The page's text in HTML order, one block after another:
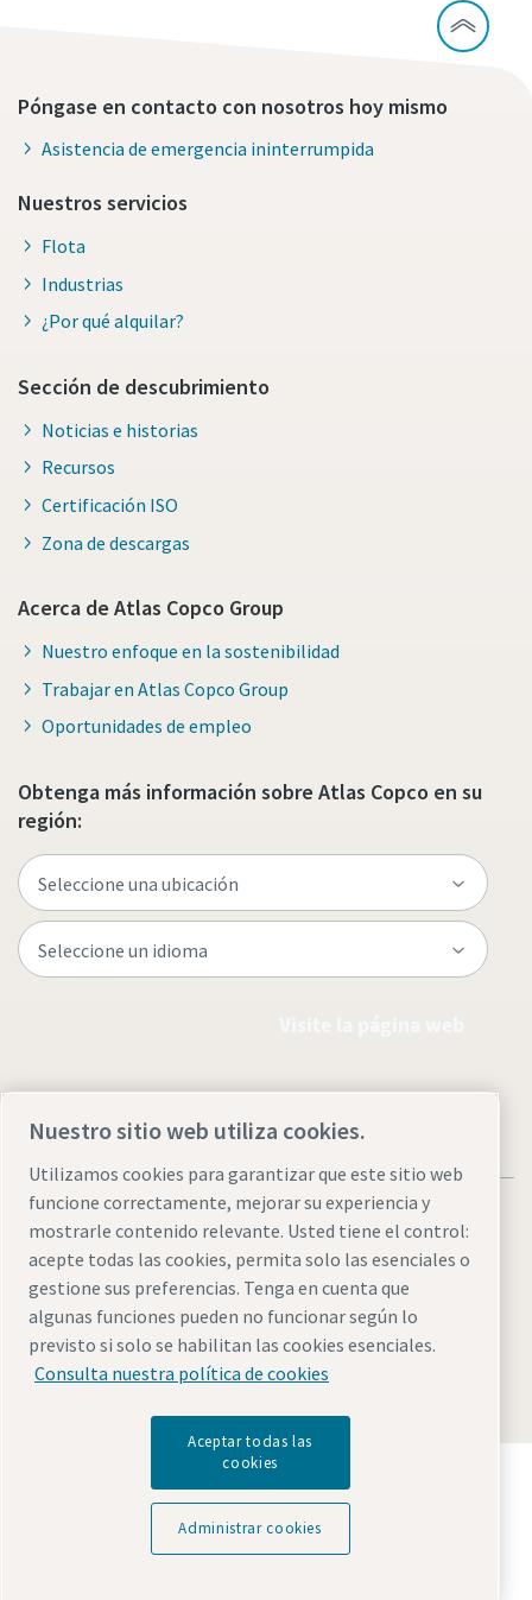
Póngase en contacto con nosotros hoy mismo
Asistencia de emergencia ininterrumpida
Nuestros servicios
Flota
Industrias
¿Por qué alquilar?
Sección de descubrimiento
Noticias e historias
Recursos
Certificación ISO
Zona de descargas
Acerca de Atlas Copco Group
Nuestro enfoque en la sostenibilidad
Trabajar en Atlas Copco Group
Oportunidades de empleo
Obtenga más información sobre Atlas Copco en su
región:
Aviso legal y aviso de privacidadAdministrar cookies
AccesibilidadMapa del sitio
© 2026 Atlas Copco AB
Descubre cómo Atlas Copco Group impulsa la
tecnología que transforma el futuro.
Visita la web de Atlas Copco Group
Nuestro sitio web utiliza cookies.
Utilizamos cookies para garantizar que este sitio web
funcione correctamente, mejorar su experiencia y
mostrarle contenido relevante. Usted tiene el control:
acepte todas las cookies, permita solo las esenciales o
gestione sus preferencias. Tenga en cuenta que
algunas funciones pueden no funcionar según lo
previsto si solo se habilitan las cookies esenciales.
Consulta nuestra política de cookies
Aceptar todas las
cookies
Administrar cookies